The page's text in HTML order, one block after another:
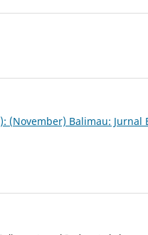
(November) Balimau: Jurnal